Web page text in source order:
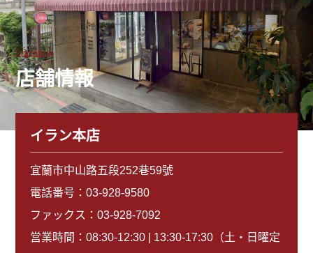
Location
店舗情報
イラン本店
宜蘭市中山路五段252巷59號
電話番号： 03-928-9580
ファックス：03-928-7092
営業時間：08:30-12:30 | 13:30-17:30（土・日曜定